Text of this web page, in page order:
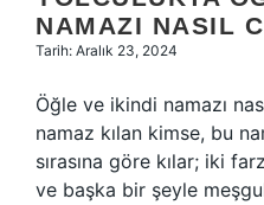
NAMAZI NASIL
Tarih: Aralık 23, 2024
Öğle ve ikindi namazı
namaz kılan kimse, bu
sırasına göre kılar; iki
ve başka bir şeyle